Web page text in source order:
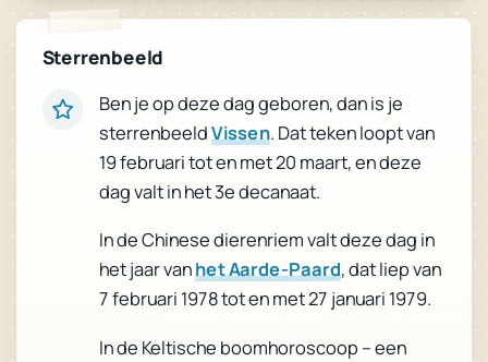
Sterrenbeeld
Ben je op deze dag geboren, dan is je
sterrenbeeldVissen. Dat teken loopt van
19 februari tot en met 20 maart, en deze
dag valt in het 3e decanaat.
In de Chinese dierenriem valt deze dag in
het jaar vanhet Aarde-Paard, dat liep van
7 februari 1978 tot en met 27 januari 1979.
In de Keltische boomhoroscoop – een